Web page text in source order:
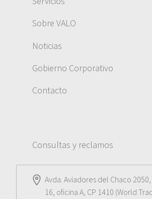
Sobre VALO
Noticias
Gobierno Corporativo
Contacto
Consultas y reclamos
Avda. Aviadores del Chaco
16, oficina A, CP 1410 (World